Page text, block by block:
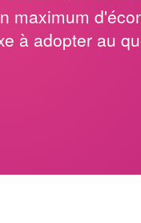
maximum
à adopter au